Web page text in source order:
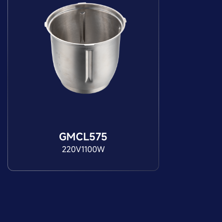
GMCL575
220V1100W